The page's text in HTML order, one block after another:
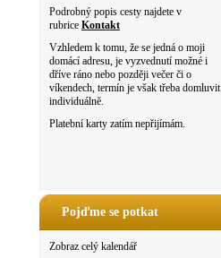
Podrobný popis cesty najdete v
rubrice Kontakt
Vzhledem k tomu, že se jedná o moji
domácí adresu, je vyzvednutí možné i
dříve ráno nebo později večer či o
víkendech, termín je však třeba domluvit
individuálně.
Platební karty zatím nepřijímám.
Pojďme se potkat
Zobraz celý kalendář